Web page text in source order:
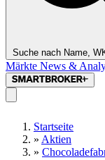
Suche nach Name,
Märkte News &
Startseite
» Aktien
»